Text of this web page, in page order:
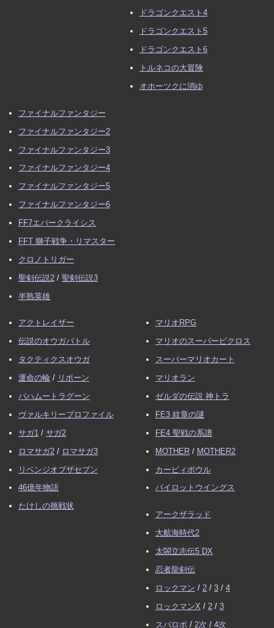
ドラゴンクエスト4
ドラゴンクエスト5
ドラゴンクエスト6
トルネコの大冒険
オホーツクに消ゆ
ファイナルファンタジー
ファイナルファンタジー2
ファイナルファンタジー3
ファイナルファンタジー4
ファイナルファンタジー5
ファイナルファンタジー6
FF7エバークライシス
FFT 獅子戦争・リマスター
クロノトリガー
聖剣伝説2 / 聖剣伝説3
半熟英雄
アクトレイザー
伝説のオウガバトル
タクティクスオウガ
運命の輪 / リボーン
バハムートラグーン
ヴァルキリープロファイル
サガ1 / サガ2
ロマサガ2 / ロマサガ3
リベンジオブザセブン
46億年物語
たけしの挑戦状
マリオRPG
マリオのスーパーピクロス
スーパーマリオカート
マリオラン
ゼルダの伝説 神トラ
FE3 紋章の謎
FE4 聖戦の系譜
MOTHER / MOTHER2
カービィボウル
パイロットウイングス
アークザラッド
大航海時代2
太閤立志伝5 DX
忍者龍剣伝
ロックマン / 2 / 3 / 4
ロックマンX / 2 / 3
スパロボ / 2次 / 4次